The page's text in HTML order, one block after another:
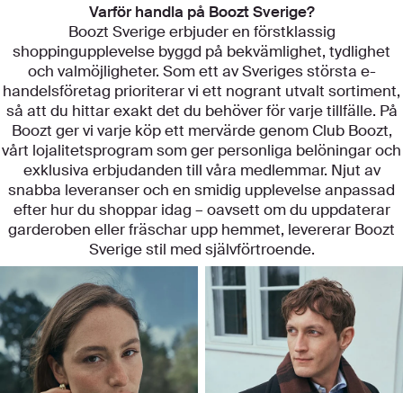
Varför handla på Boozt Sverige?
Boozt Sverige erbjuder en förstklassig
shoppingupplevelse byggd på bekvämlighet, tydlighet
och valmöjligheter. Som ett av Sveriges största e-
handelsföretag prioriterar vi ett nogrant utvalt sortiment,
så att du hittar exakt det du behöver för varje tillfälle. På
Boozt ger vi varje köp ett mervärde genom Club Boozt,
vårt lojalitetsprogram som ger personliga belöningar och
exklusiva erbjudanden till våra medlemmar. Njut av
snabba leveranser och en smidig upplevelse anpassad
efter hur du shoppar idag – oavsett om du uppdaterar
garderoben eller fräschar upp hemmet, levererar Boozt
Sverige stil med självförtroende.